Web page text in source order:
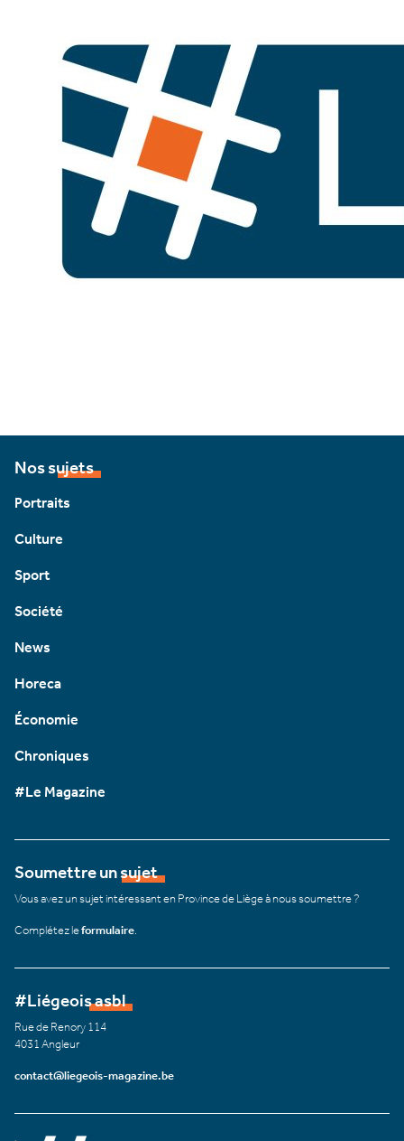
Nos sujets
Portraits
Culture
Sport
Société
News
Horeca
Économie
Chroniques
#Le Magazine
Soumettre un sujet
Vous avez un sujet intéressant en Province de Liège à nous soumettre ?
Complétez leformulaire
#Liégeois asbl
Rue de Renory 114
4031 Angleur
contact@liegeois-magazine.be